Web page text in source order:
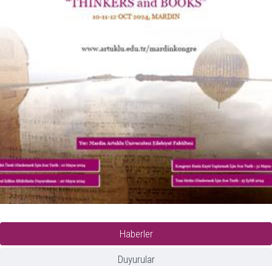
Haberler
Duyurular